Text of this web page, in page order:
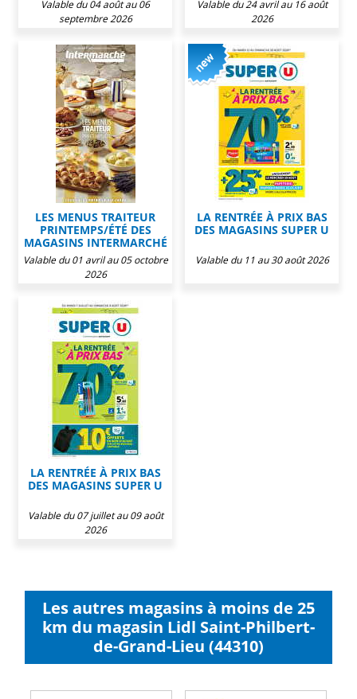
Valable du 04 août au 06
septembre 2026
Valable du 24 avril au 16 août
2026
LES MENUS TRAITEUR
PRINTEMPS/ÉTÉ DES
MAGASINS INTERMARCHÉ
Valable du 01 avril au 05 octobre
2026
LA RENTRÉE À PRIX BAS
DES MAGASINS SUPER U
Valable du 11 au 30 août 2026
LA RENTRÉE À PRIX BAS
DES MAGASINS SUPER U
Valable du 07 juillet au 09 août
2026
Les autres magasins à moins de 25
km du magasin Lidl Saint-Philbert-
de-Grand-Lieu (44310)